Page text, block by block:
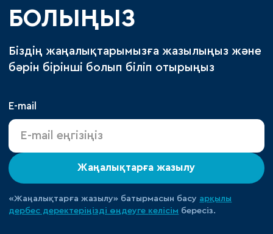
БОЛЫҢЫЗ
Біздің жаңалықтарымызға жазылыңыз және
бәрін бірінші болып біліп отырыңыз
E-mail
Жаңалықтарға жазылу
«Жаңалықтарға жазылу» батырмасын басу арқылы
дербес деректеріңізді өңдеуге келісім бересіз.